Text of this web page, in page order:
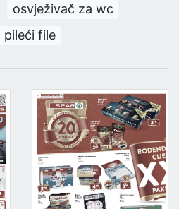
osvježivač za wc
pileći file